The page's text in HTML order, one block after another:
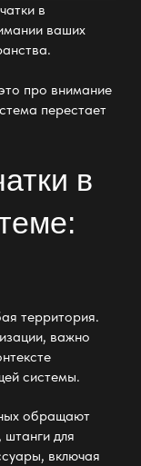
в
ваших
.
про внимание
перестает
в
территория.
, важно
системы.
обращают
для
включая